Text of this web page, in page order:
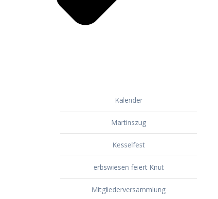
Kalender
Martinszug
Kesselfest
erbswiesen feiert Knut
Mitgliederversammlung